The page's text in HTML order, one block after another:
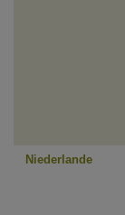
Niederlande